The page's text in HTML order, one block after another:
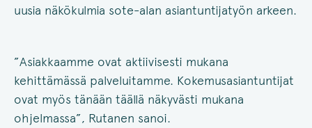
uusia näkökulmia sote-alan asiantuntijatyön arkeen.
”Asiakkaamme ovat aktiivisesti mukana
kehittämässä palveluitamme. Kokemusasiantuntijat
ovat myös tänään täällä näkyvästi mukana
ohjelmassa”, Rutanen sanoi.